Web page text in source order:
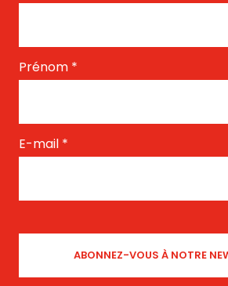
Prénom *
E-mail *